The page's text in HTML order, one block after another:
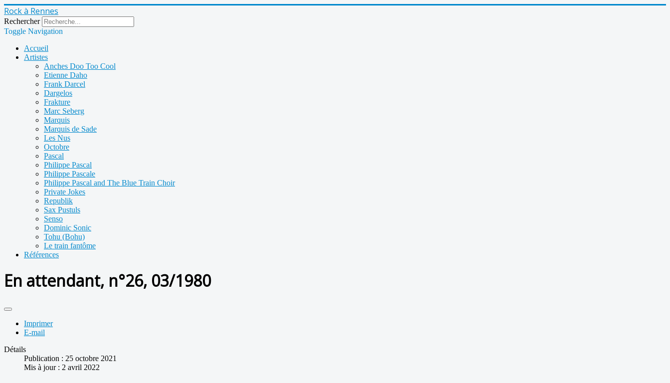
Rock à Rennes
Rechercher
Toggle Navigation
Accueil
Artistes
Anches Doo Too Cool
Etienne Daho
Frank Darcel
Dargelos
Frakture
Marc Seberg
Marquis
Marquis de Sade
Les Nus
Octobre
Pascal
Philippe Pascal
Philippe Pascale
Philippe Pascal and The Blue Train Choir
Private Jokes
Republik
Sax Pustuls
Senso
Dominic Sonic
Tohu (Bohu)
Le train fantôme
Références
En attendant, n°26, 03/1980
Imprimer
E-mail
Détails
Publication : 25 octobre 2021
Mis à jour : 2 avril 2022